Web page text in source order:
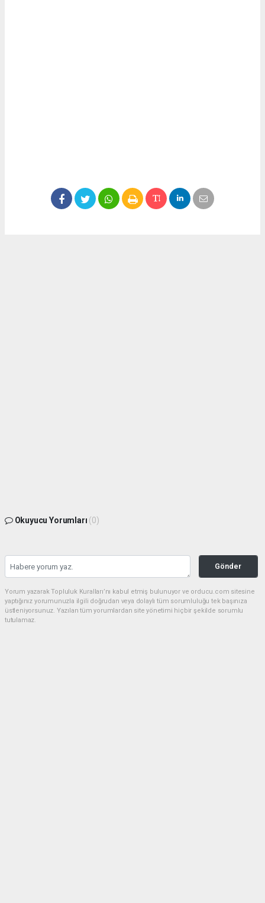
Okuyucu Yorumları (0)
Gönder
Yorum yazarak Topluluk Kuralları’nı kabul etmiş bulunuyor ve orducu.com sitesine
yaptığınız yorumunuzla ilgili doğrudan veya dolaylı tüm sorumluluğu tek başınıza
üstleniyorsunuz. Yazılan tüm yorumlardan site yönetimi hiçbir şekilde sorumlu
tutulamaz.